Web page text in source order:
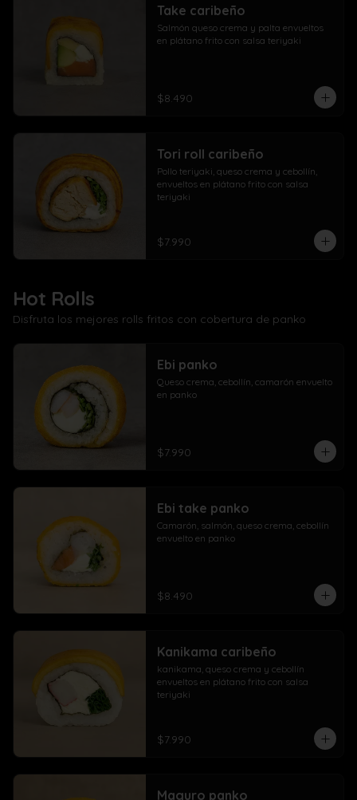
Take caribeño
Salmón queso crema y palta envueltos
en plátano frito con salsa teriyaki
$8.490
Tori roll caribeño
Pollo teriyaki, queso crema y cebollín,
envueltos en plátano frito con salsa
teriyaki
$7.990
Hot Rolls
Disfruta los mejores rolls fritos con cobertura de panko
Ebi panko
Queso crema, cebollín, camarón envuelto
en panko
$7.990
Ebi take panko
Camarón, salmón, queso crema, cebollín
envuelto en panko
$8.490
Kanikama caribeño
kanikama, queso crema y cebollín
envueltos en plátano frito con salsa
teriyaki
$7.990
Maguro panko